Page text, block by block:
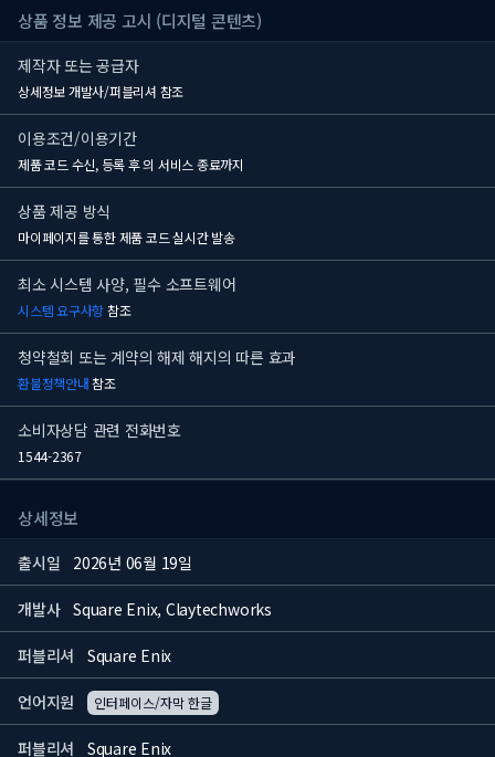
상품 정보 제공 고시 (디지털 콘텐츠)
제작자 또는 공급자
상세정보 개발사/퍼블리셔 참조
이용조건/이용기간
제품 코드 수신, 등록 후의 서비스 종료까지
상품 제공 방식
마이페이지를 통한 제품 코드 실시간 발송
최소 시스템 사양, 필수 소프트웨어
시스템 요구사항참조
청약철회 또는 계약의 해제 해지의 따른 효과
환불정책안내참조
소비자상담 관련 전화번호
1544-2367
상세정보
출시일 2026년 06월 19일
개발사 Square Enix, Claytechworks
퍼블리셔 Square Enix
언어지원 인터페이스/자막 한글
퍼블리셔 Square Enix